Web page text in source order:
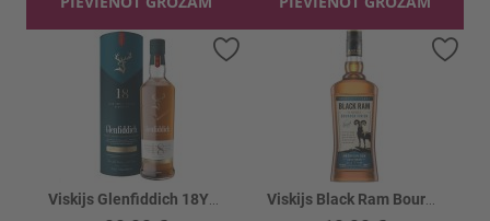
Pievienot vēlmju sarakstam